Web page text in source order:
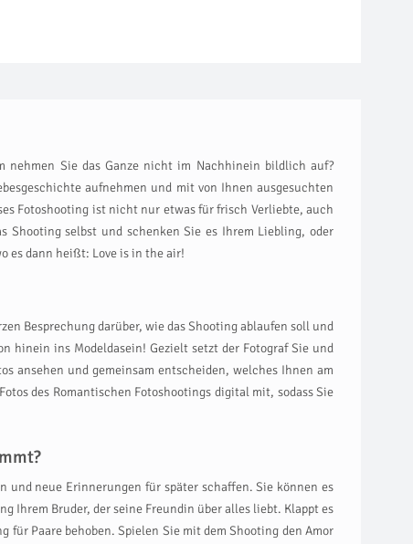
nehmen Sie das Ganze nicht im Nachhinein bildlich auf?
aufnehmen und mit von Ihnen ausgesuchten
Fotoshooting ist nicht nur etwas für frisch Verliebte, auch
Shooting selbst und schenken Sie es Ihrem Liebling, oder
es dann heißt: Love is in the air!
Besprechung darüber, wie das Shooting ablaufen soll und
hinein ins Modeldasein! Gezielt setzt der Fotograf Sie und
ansehen und gemeinsam entscheiden, welches Ihnen am
des Romantischen Fotoshootings digital mit, sodass Sie
und neue Erinnerungen für später schaffen. Sie können es
Ihrem Bruder, der seine Freundin über alles liebt. Klappt es
Paare behoben. Spielen Sie mit dem Shooting den Amor